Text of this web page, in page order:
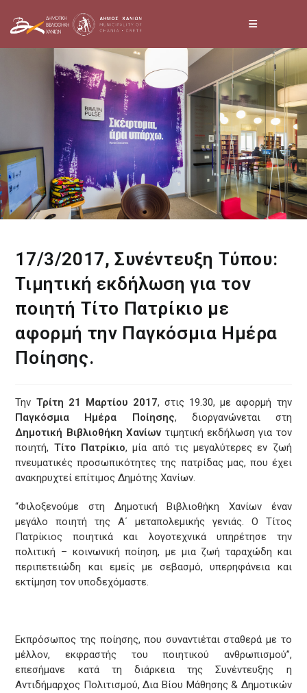
17/3/2017, Συνέντευξη Τύπου:
Τιμητική εκδήλωση για τον
ποιητή Τίτο Πατρίκιο με
αφορμή την Παγκόσμια Ημέρα
Ποίησης.
Την Τρίτη 21 Μαρτίου 2017, στις 19.30, με αφορμή την
Παγκόσμια Ημέρα Ποίησης, διοργανώνεται στη
Δημοτική Βιβλιοθήκη Χανίων τιμητική εκδήλωση για τον
ποιητή, Τίτο Πατρίκιο, μία από τις μεγαλύτερες εν ζωή
πνευματικές προσωπικότητες της πατρίδας μας, που έχει
ανακηρυχτεί επίτιμος Δημότης Χανίων.
“Φιλοξενούμε στη Δημοτική Βιβλιοθήκη Χανίων έναν
μεγάλο ποιητή της Α΄ μεταπολεμικής γενιάς. Ο Τίτος
Πατρίκιος ποιητικά και λογοτεχνικά υπηρέτησε την
πολιτική – κοινωνική ποίηση, με μια ζωή ταραχώδη και
περιπετειώδη και εμείς με σεβασμό, υπερηφάνεια και
εκτίμηση τον υποδεχόμαστε.
Εκπρόσωπος της ποίησης, που συναντιέται σταθερά με το
μέλλον, εκφραστής του ποιητικού ανθρωπισμού”,
επεσήμανε κατά τη διάρκεια της Συνέντευξης η
Αντιδήμαρχος Πολιτισμού, Δια Βίου Μάθησης & Δημοτικών